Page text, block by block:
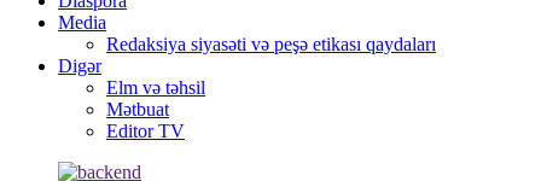
Media
Redaksiya siyasəti və peşə etikası qaydaları
Digər
Elm və təhsil
Mətbuat
Editor TV